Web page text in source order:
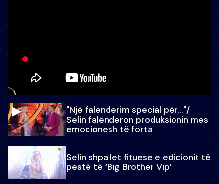
"Një falenderim special për…"/
Selin falënderon produksionin mes
emocionesh të forta
Selin shpallet fituese e edicionit të
pestë të ‘Big Brother Vip’